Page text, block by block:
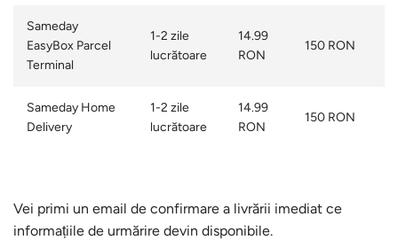
Sameday
EasyBox Parcel
Terminal
1-2 zile
lucrătoare
14.99
RON
150 RON
Sameday Home
Delivery
1-2 zile
lucrătoare
14.99
RON
150 RON
Vei primi un email de confirmare a livrării imediat ce
informațiile de urmărire devin disponibile.